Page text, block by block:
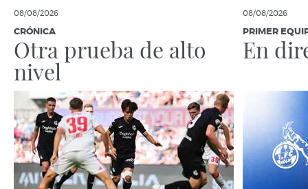
08/08/2026
CRÓNICA
Otra prueba de alto
nivel
08/08/2026
PRIMER
En